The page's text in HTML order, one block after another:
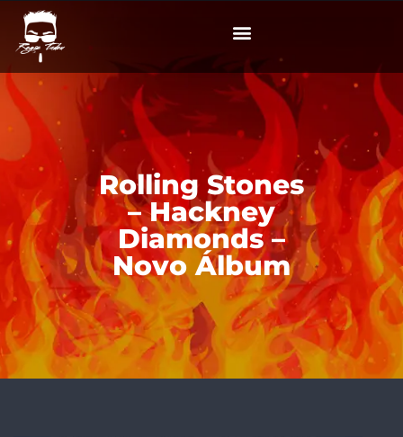
Rolling Stones
– Hackney
Diamonds –
Novo Álbum